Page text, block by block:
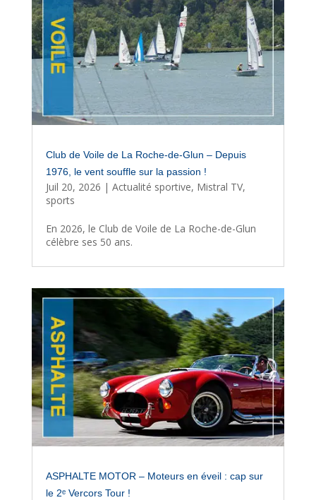
Club de Voile de La Roche-de-Glun – Depuis
1976, le vent souffle sur la passion !
Juil 20, 2026 | Actualité sportive, Mistral TV,
sports
En 2026, le Club de Voile de La Roche-de-Glun
célèbre ses 50 ans.
ASPHALTE MOTOR – Moteurs en éveil : cap sur
le 2ᵉ Vercors Tour !